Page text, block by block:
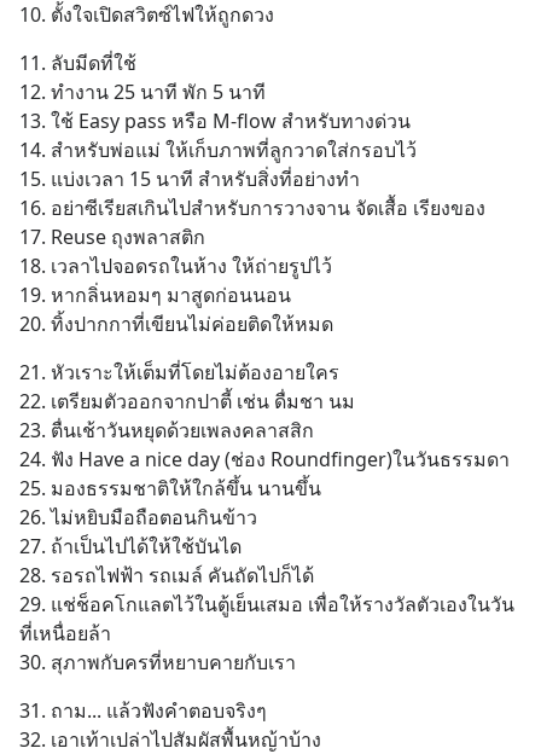
10. ตั้งใจเปิดสวิตซ์ไฟให้ถูกดวง
11. ลับมีดที่ใช้
12. ทำงาน 25 นาที พัก 5 นาที
13. ใช้ Easy pass หรือ M-flow สำหรับทางด่วน
14. สำหรับพ่อแม่ ให้เก็บภาพที่ลูกวาดใส่กรอบไว้
15. แบ่งเวลา 15 นาที สำหรับสิ่งที่อย่างทำ
16. อย่าซีเรียสเกินไปสำหรับการวางจาน จัดเสื้อ เรียงของ
17. Reuse ถุงพลาสติก
18. เวลาไปจอดรถในห้าง ให้ถ่ายรูปไว้
19. หากลิ่นหอมๆ มาสูดก่อนนอน
20. ทิ้งปากกาที่เขียนไม่ค่อยติดให้หมด
21. หัวเราะให้เต็มที่โดยไม่ต้องอายใคร
22. เตรียมตัวออกจากปาตี้ เช่น ดื่มชา นม
23. ตื่นเช้าวันหยุดด้วยเพลงคลาสสิก
24. ฟัง Have a nice day (ช่อง Roundfinger)ในวันธรรมดา
25. มองธรรมชาติให้ใกล้ขึ้น นานขึ้น
26. ไม่หยิบมือถือตอนกินข้าว
27. ถ้าเป็นไปได้ให้ใช้บันได
28. รอรถไฟฟ้า รถเมล์ คันถัดไปก็ได้
29. แช่ช็อคโกแลตไว้ในตู้เย็นเสมอ เพื่อให้รางวัลตัวเองในวัน
ที่เหนื่อยล้า
30. สุภาพกับครที่หยาบคายกับเรา
31. ถาม... แล้วฟังคำตอบจริงๆ
32. เอาเท้าเปล่าไปสัมผัสพื้นหญ้าบ้าง